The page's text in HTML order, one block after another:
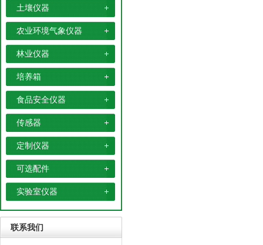
土壤仪器
农业环境气象仪器
林业仪器
培养箱
食品安全仪器
传感器
定制仪器
可选配件
实验室仪器
联系我们